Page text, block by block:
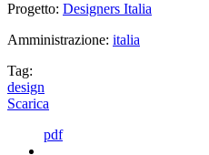
Progetto: Designers Italia
Amministrazione: italia
Tag:
design
Scarica
pdf